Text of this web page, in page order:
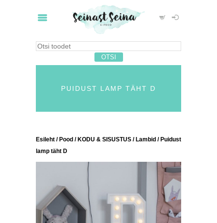
PUIDUST LAMP TÄHT D
Esileht / Pood / KODU & SISUSTUS / Lambid / Puidust
lamp täht D